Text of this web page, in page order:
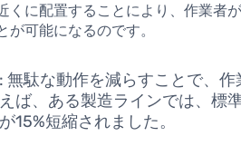
くに配置することにより、作業者
が可能になるのです。
: 無駄な動作を減らすことで、
ば、ある製造ラインでは、標
15%短縮されました。